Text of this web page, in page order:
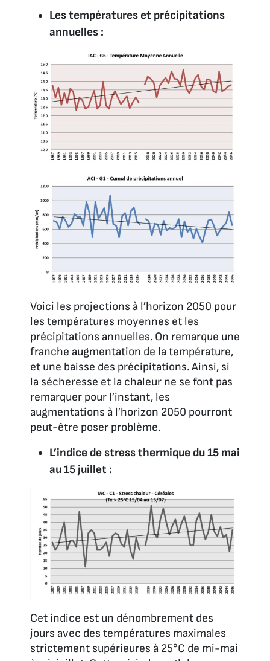
Les températures et précipitations
annuelles :
Voici les projections à l’horizon 2050 pour
les températures moyennes et les
précipitations annuelles. On remarque une
franche augmentation de la température,
et une baisse des précipitations. Ainsi, si
la sécheresse et la chaleur ne se font pas
remarquer pour l’instant, les
augmentations à l’horizon 2050 pourront
peut-être poser problème.
L’indice de stress thermique du 15 mai
au 15 juillet :
Cet indice est un dénombrement des
jours avec des températures maximales
strictement supérieures à 25°C de mi-mai